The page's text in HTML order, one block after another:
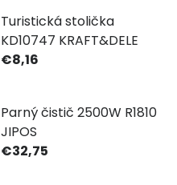
Turistická stolička
KD10747 KRAFT&DELE
€8,16
Parný čistič 2500W R1810
JIPOS
€32,75